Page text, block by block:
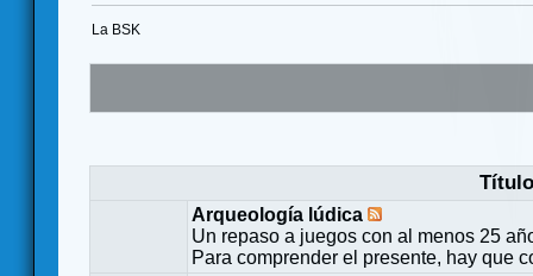
La BSK
Título
Arqueología lúdica
Un repaso a juegos con al menos 25
Para comprender el presente, hay que